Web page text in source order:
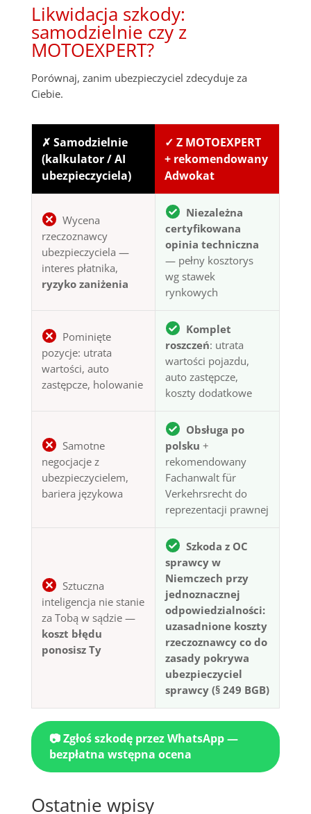
Likwidacja szkody:
samodzielnie czy z
MOTOEXPERT?
Porównaj, zanim ubezpieczyciel zdecyduje za
Ciebie.
✗ Samodzielnie
(kalkulator / AI
ubezpieczyciela)
✓ Z MOTOEXPERT
+ rekomendowany
Adwokat
Wycena
rzeczoznawcy
ubezpieczyciela —
interes płatnika,
ryzyko zaniżenia
Niezależna
certyfikowana
opinia techniczna
— pełny kosztorys
wg stawek
rynkowych
Pominięte
pozycje: utrata
wartości, auto
zastępcze, holowanie
Komplet
roszczeń: utrata
wartości pojazdu,
auto zastępcze,
koszty dodatkowe
Samotne
negocjacje z
ubezpieczycielem,
bariera językowa
Obsługa po
polsku +
rekomendowany
Fachanwalt für
Verkehrsrecht do
reprezentacji prawnej
Sztuczna
inteligencja nie stanie
za Tobą w sądzie —
koszt błędu
ponosisz Ty
Szkoda z OC
sprawcy w
Niemczech przy
jednoznacznej
odpowiedzialności:
uzasadnione koszty
rzeczoznawcy co do
zasady pokrywa
ubezpieczyciel
sprawcy (§ 249 BGB)
📷 Zgłoś szkodę przez WhatsApp —
bezpłatna wstępna ocena
Ostatnie wpisy